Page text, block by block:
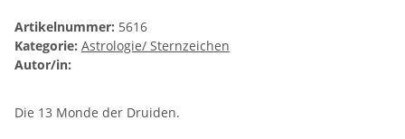
Artikelnummer: 5616
Kategorie: Astrologie/ Sternzeichen
Autor/in:
Die 13 Monde der Druiden.